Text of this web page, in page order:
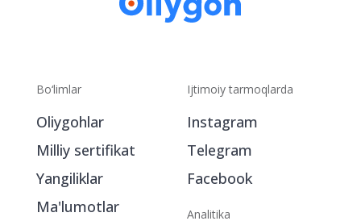
Bo‘limlar
Oliygohlar
Milliy sertifikat
Yangiliklar
Ma'lumotlar
Ijtimoiy tarmoqlarda
Instagram
Telegram
Facebook
Analitika